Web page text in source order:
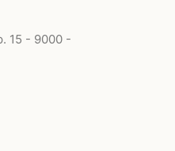
15 - 9000 -